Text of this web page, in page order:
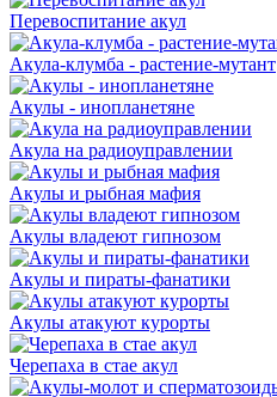
Перевоспитание акул
Акула-клумба - растение-мутант
Акулы - инопланетяне
Акула на радиоуправлении
Акулы и рыбная мафия
Акулы владеют гипнозом
Акулы и пираты-фанатики
Акулы атакуют курорты
Черепаха в стае акул